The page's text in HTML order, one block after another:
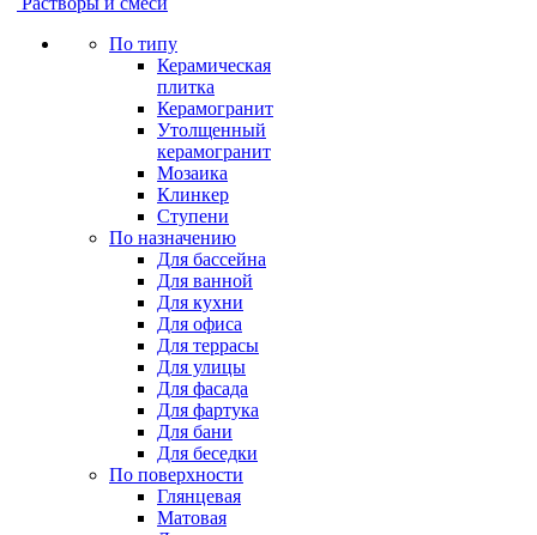
По типу
Керамическая
плитка
Керамогранит
Утолщенный
керамогранит
Мозаика
Клинкер
Ступени
По назначению
Для бассейна
Для ванной
Для кухни
Для офиса
Для террасы
Для улицы
Для фасада
Для фартука
Для бани
Для беседки
По поверхности
Глянцевая
Матовая